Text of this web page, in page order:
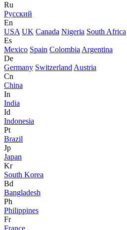
Ru
Русский
En
USA UK Canada Nigeria South Africa
Es
Mexico Spain Colombia Argentina
De
Germany Switzerland Austria
Cn
China
In
India
Id
Indonesia
Pt
Brazil
Jp
Japan
Kr
South Korea
Bd
Bangladesh
Ph
Philippines
Fr
France